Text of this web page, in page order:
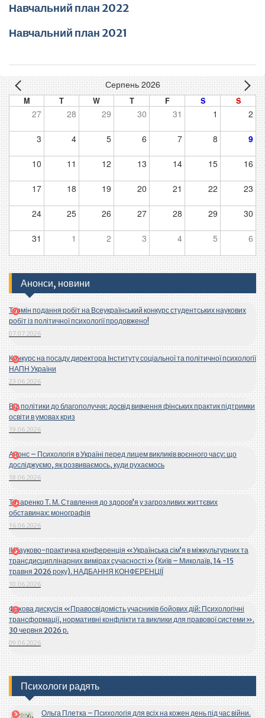
Навчальний план 2022
Навчальний план 2021
Серпень 2026
M T W T F S S
27 28 29 30 31 1 2
3 4 5 6 7 8 9
10 11 12 13 14 15 16
17 18 19 20 21 22 23
24 25 26 27 28 29 30
31 1 2 3 4 5 6
Анонси, новини
Термін подання робіт на Всеукраїнський конкурс студентських наукових
робіт із політичної психології продовжено!
07.07.2026
Конкурс на посаду директора Інституту соціальної та політичної психології
НАПН України
23.06.2026
Від політики до благополуччя: досвід вивчення фінських практик підтримки
освіти в умовах криз
19.06.2026
Анонс – Психологія в Україні перед лицем викликів воєнного часу: що
досліджуємо, як розвиваємось, куди рухаємось
18.06.2026
Титаренко Т. М. Ставлення до здоров’я у загрозливих життєвих
обставинах: монографія
16.06.2026
ІІ Науково-практична конференція «Українська сім’я в міжкультурних та
трансдисциплінарних вимірах сучасності» (Київ – Миколаїв, 14 -15
травня 2026 року). НАДБАННЯ КОНФЕРЕНЦІЇ
10.06.2026
Фахова дискусія «Правосвідомість учасників бойових дій: Психологічні
трансформації, нормативні конфлікти та виклики для правової системи».
30 червня 2026 р.
09.06.2026
Психологи радять
Ольга Плетка – Психологія для всіх на кожен день під час війни.